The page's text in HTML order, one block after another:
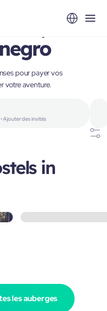
pour payer vos
votre aventure.
Ajouter des invités
in
les auberges